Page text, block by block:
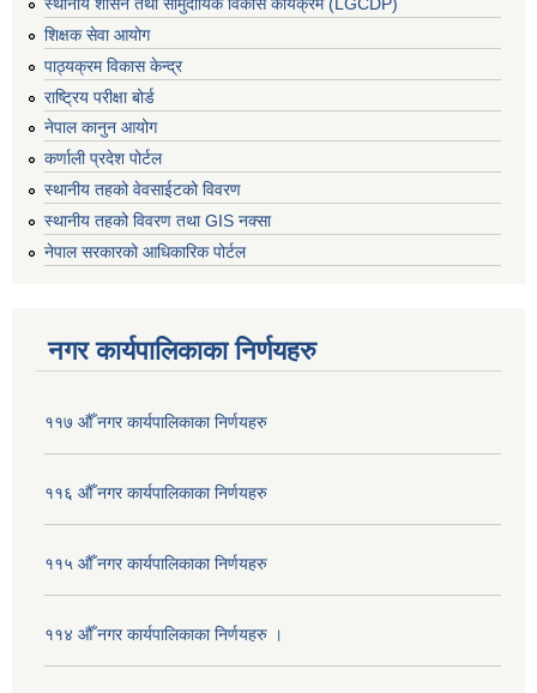
स्थानीय शासन तथा सामुदायिक विकास कार्यक्रम (LGCDP)
शिक्षक सेवा आयोग
पाठ्यक्रम विकास केन्द्र
राष्ट्रिय परीक्षा बोर्ड
नेपाल कानुन आयोग
कर्णाली प्रदेश पोर्टल
स्थानीय तहको वेवसाईटको विवरण
स्थानीय तहको विवरण तथा GIS नक्सा
नेपाल सरकारको आधिकारिक पोर्टल
नगर कार्यपालिकाका निर्णयहरु
११७ औँ नगर कार्यपालिकाका निर्णयहरु
११६ औँ नगर कार्यपालिकाका निर्णयहरु
११५ औँ नगर कार्यपालिकाका निर्णयहरु
११४ औँ नगर कार्यपालिकाका निर्णयहरु ।